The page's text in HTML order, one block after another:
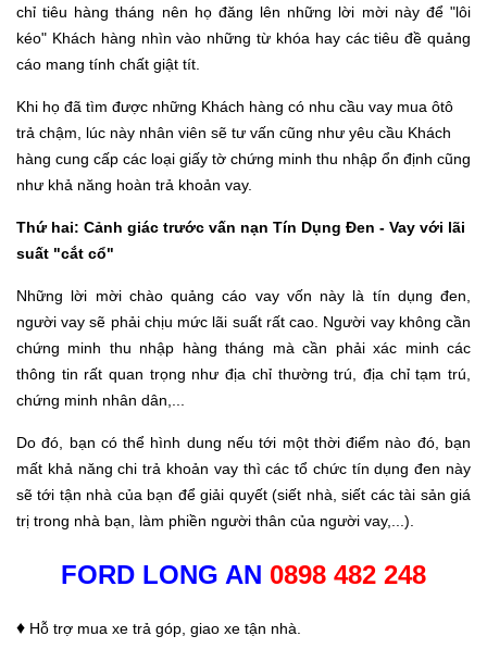
chỉ tiêu hàng tháng nên họ đăng lên những lời mời này để "lôi
kéo" Khách hàng nhìn vào những từ khóa hay các tiêu đề quảng
cáo mang tính chất giật tít.
Khi họ đã tìm được những Khách hàng có nhu cầu vay mua ôtô
trả chậm, lúc này nhân viên sẽ tư vấn cũng như yêu cầu Khách
hàng cung cấp các loại giấy tờ chứng minh thu nhập ổn định cũng
như khả năng hoàn trả khoản vay.
Thứ hai: Cảnh giác trước vấn nạn Tín Dụng Đen - Vay với lãi
suất "cắt cổ"
Những lời mời chào quảng cáo vay vốn này là tín dụng đen,
người vay sẽ phải chịu mức lãi suất rất cao. Người vay không cần
chứng minh thu nhập hàng tháng mà cần phải xác minh các
thông tin rất quan trọng như địa chỉ thường trú, địa chỉ tạm trú,
chứng minh nhân dân,...
Do đó, bạn có thể hình dung nếu tới một thời điểm nào đó, bạn
mất khả năng chi trả khoản vay thì các tổ chức tín dụng đen này
sẽ tới tận nhà của bạn để giải quyết (siết nhà, siết các tài sản giá
trị trong nhà bạn, làm phiền người thân của người vay,...).
FORD LONG AN 0898 482 248
♦ Hỗ trợ mua xe trả góp, giao xe tận nhà.